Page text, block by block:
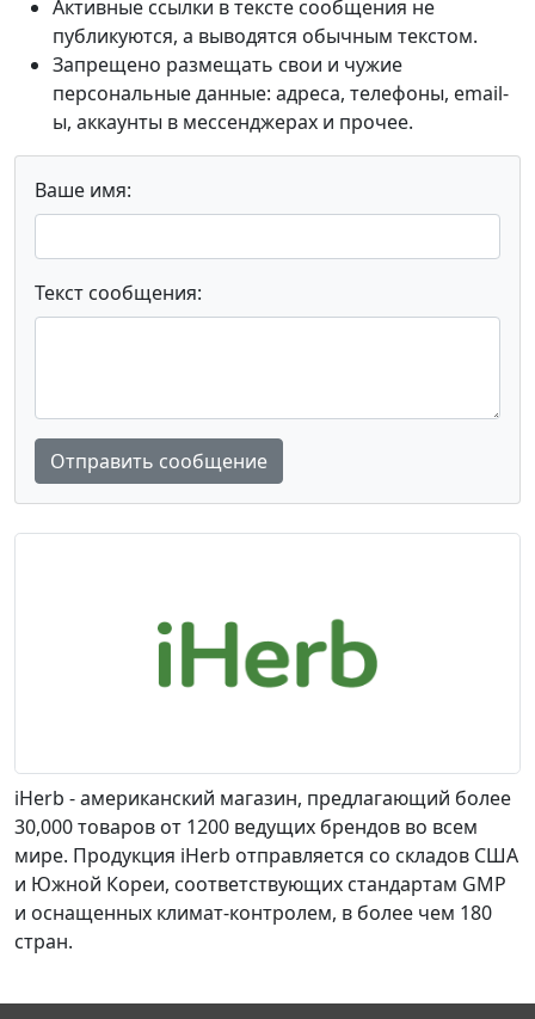
Активные ссылки в тексте сообщения не
публикуются, а выводятся обычным текстом.
Запрещено размещать свои и чужие
персональные данные: адреса, телефоны, email-
ы, аккаунты в мессенджерах и прочее.
Ваше имя:
Текст сообщения:
Отправить сообщение
iHerb - американский магазин, предлагающий более
30,000 товаров от 1200 ведущих брендов во всем
мире. Продукция iHerb отправляется со складов США
и Южной Кореи, соответствующих стандартам GMP
и оснащенных климат-контролем, в более чем 180
стран.